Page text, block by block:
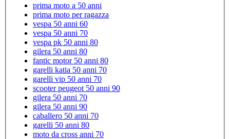
prima moto a 50 anni
prima moto per ragazza
vespa 50 anni 60
vespa 50 anni 70
vespa pk 50 anni 80
gilera 50 anni 80
fantic motor 50 anni 80
garelli katia 50 anni 70
garelli vip 50 anni 70
scooter peugeot 50 anni 90
gilera 50 anni 70
gilera 50 anni 90
caballero 50 anni 70
garelli 50 anni 80
moto da cross anni 70